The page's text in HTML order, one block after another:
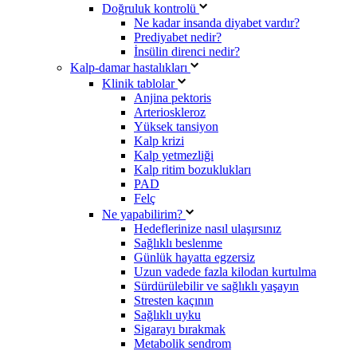
Doğruluk kontrolü
Ne kadar insanda diyabet vardır?
Prediyabet nedir?
İnsülin direnci nedir?
Kalp-damar hastalıkları
Klinik tablolar
Anjina pektoris
Arterioskleroz
Yüksek tansiyon
Kalp krizi
Kalp yetmezliği
Kalp ritim bozuklukları
PAD
Felç
Ne yapabilirim?
Hedeflerinize nasıl ulaşırsınız
Sağlıklı beslenme
Günlük hayatta egzersiz
Uzun vadede fazla kilodan kurtulma
Sürdürülebilir ve sağlıklı yaşayın
Stresten kaçının
Sağlıklı uyku
Sigarayı bırakmak
Metabolik sendrom